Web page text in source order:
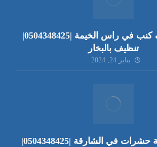
شركة تنظيف كنب في راس الخيمة |0504348425|
تنظيف بالبخار
يناير 24, 2024
شركة مكافحة حشرات في الشارقة |0504348425|